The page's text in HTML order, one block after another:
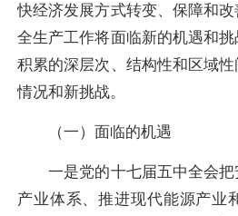
快经济发展方式转变、保障和
全生产工作将面临新的机遇和
积累的深层次、结构性和区域
情况和新挑战。
（一）面临的机遇
一是党的十七届五中全会把
产业体系、推进现代能源产业